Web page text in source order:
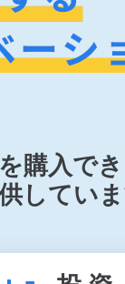
購入で
してい